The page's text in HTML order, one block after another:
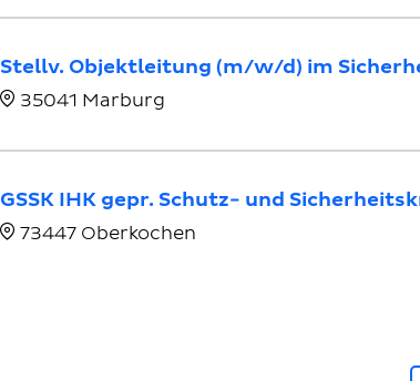
Stellv. Objektleitung (m/w/d) im
35041 Marburg
GSSK IHK gepr. Schutz- und
73447 Oberkochen